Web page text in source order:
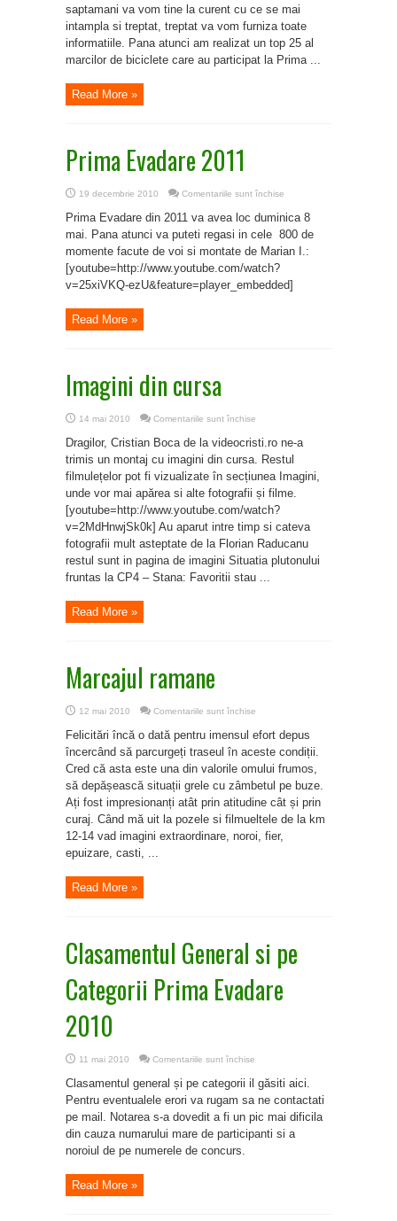
Prima
Evadare
2010
saptamani va vom tine la curent cu ce se mai
intampla si treptat, treptat va vom furniza toate
informatiile. Pana atunci am realizat un top 25 al
marcilor de biciclete care au participat la Prima ...
Read More »
Prima Evadare 2011
19 decembrie 2010 Comentariile sunt închise
Evadare
2011
Prima Evadare din 2011 va avea loc duminica 8
mai. Pana atunci va puteti regasi in cele 800 de
momente facute de voi si montate de Marian I.:
[youtube=http://www.youtube.com/watch?
v=25xiVKQ-ezU&feature=player_embedded]
Read More »
Imagini din cursa
14 mai 2010 Comentariile sunt închise
din
cursa
Dragilor, Cristian Boca de la videocristi.ro ne-a
trimis un montaj cu imagini din cursa. Restul
filmulețelor pot fi vizualizate în secțiunea Imagini,
unde vor mai apărea si alte fotografii și filme.
[youtube=http://www.youtube.com/watch?
v=2MdHnwjSk0k] Au aparut intre timp si cateva
fotografii mult asteptate de la Florian Raducanu
restul sunt in pagina de imagini Situatia plutonului
fruntas la CP4 – Stana: Favoritii stau ...
Read More »
Marcajul ramane
12 mai 2010 Comentariile sunt închise
ramane
Felicitări încă o dată pentru imensul efort depus
încercând să parcurgeți traseul în aceste condiții.
Cred că asta este una din valorile omului frumos,
să depășească situații grele cu zâmbetul pe buze.
Ați fost impresionanți atât prin atitudine cât și prin
curaj. Când mă uit la pozele si filmueltele de la km
12-14 vad imagini extraordinare, noroi, fier,
epuizare, casti, ...
Read More »
Clasamentul General si pe
Categorii Prima Evadare
2010
11 mai 2010 Comentariile sunt închise
General
si
pe
Categorii
Prima
2010
Clasamentul general și pe categorii il găsiti aici.
Pentru eventualele erori va rugam sa ne contactati
pe mail. Notarea s-a dovedit a fi un pic mai dificila
din cauza numarului mare de participanti si a
noroiul de pe numerele de concurs.
Read More »